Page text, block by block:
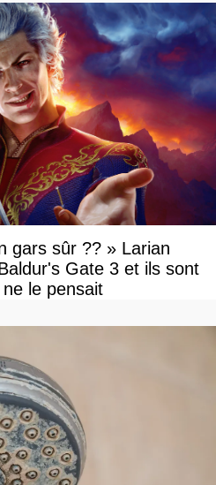
gars sûr ?? » Larian
Gate 3 et ils sont
le pensait